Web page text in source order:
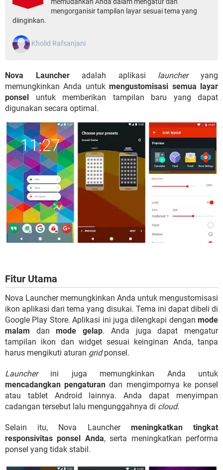
mengorganisir tampilan layar sesuai tema yang
diinginkan.
Kholid Rafsanjani
Nova Launcheradalah aplikasi launcheryang
memungkinkan Anda untukmengustomisasi semua layar
ponsel untuk memberikan tampilan baru yang dapat
digunakan secara optimal.
Fitur Utama
Nova Launcher memungkinkan Anda untuk mengustomisasi
ikon aplikasi dari tema yang disukai. Tema ini dapat dibeli di
Google Play Store. Aplikasi ini juga dilengkapi dengan mode
malam danmode gelap. Anda juga dapat mengatur
tampilan ikon dan widget sesuai keinginan Anda, tanpa
harus mengikuti aturan gridponsel.
Launcherini juga memungkinkan Anda untuk
mencadangkan pengaturan dan mengimpornya ke ponsel
atau tablet Android lainnya. Anda dapat menyimpan
cadangan tersebut lalu mengunggahnya di cloud.
Selain itu, Nova Launcher meningkatkan tingkat
responsivitas ponsel Anda, serta meningkatkan performa
ponsel yang tidak stabil.